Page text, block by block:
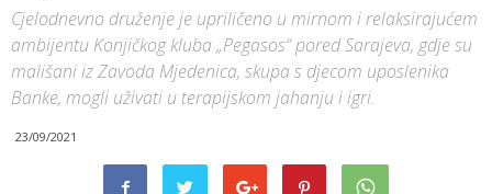
Cjelodnevno druženje je upriličeno u mirnom i relaksirajućem
ambijentu Konjičkog kluba „Pegasos“ pored Sarajeva, gdje su
mališani iz Zavoda Mjedenica, skupa s djecom uposlenika
Banke, mogli uživati u terapijskom jahanju i igri.
23/09/2021